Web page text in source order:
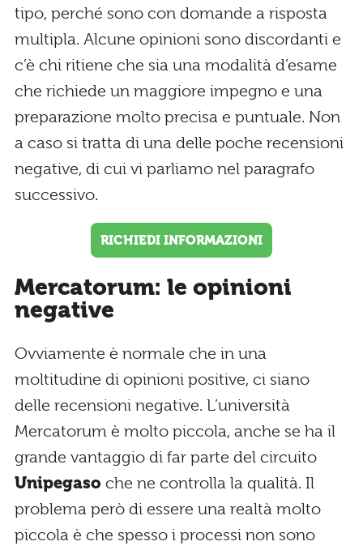
tipo, perché sono con domande a risposta
multipla. Alcune opinioni sono discordanti e
c’è chi ritiene che sia una modalità d’esame
che richiede un maggiore impegno e una
preparazione molto precisa e puntuale. Non
a caso si tratta di una delle poche recensioni
negative, di cui vi parliamo nel paragrafo
successivo.
RICHIEDI INFORMAZIONI
Mercatorum: le opinioni
negative
Ovviamente è normale che in una
moltitudine di opinioni positive, ci siano
delle recensioni negative. L’università
Mercatorum è molto piccola, anche se ha il
grande vantaggio di far parte del circuito
Unipegaso che ne controlla la qualità. Il
problema però di essere una realtà molto
piccola è che spesso i processi non sono